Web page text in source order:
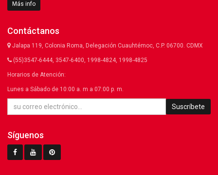
Más info
Contáctanos
Jalapa 119, Colonia Roma, Delegación Cuauhtémoc, C.P. 06700. CDMX
(55)3547-6444, 3547-6400, 1998-4824, 1998-4825
Horarios de Atención:
Lunes a Sábado de 10:00 a. m a 07:00 p. m.
Suscríbete
Síguenos